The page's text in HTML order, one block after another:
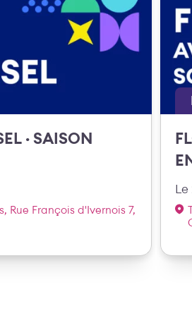
· SAISON
Rue François d'Ivernois 7,